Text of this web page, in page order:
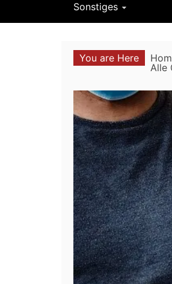
Sonstiges
You are Here
Alle